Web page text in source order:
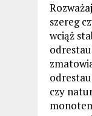
szereg
wciąż
czy